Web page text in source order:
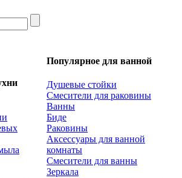
Популярное для ванной
Душевые стойки
Смесители для раковины
Ванны
Биде
Раковины
Аксессуары для ванной
комнаты
Смесители для ванны
Зеркала